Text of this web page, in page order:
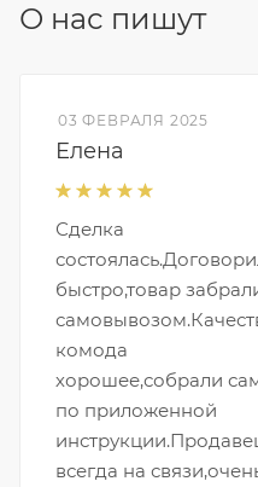
О нас пишут
03 ФЕВРАЛЯ 2025
Елена
Сделка
быстро,товар
комода
хорошее,собрали
по приложенной
всегда на